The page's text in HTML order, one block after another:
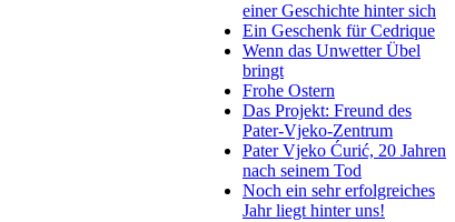
einer Geschichte hinter sich
Ein Geschenk für Cedrique
Wenn das Unwetter Übel
bringt
Frohe Ostern
Das Projekt: Freund des
Pater-Vjeko-Zentrum
Pater Vjeko Ćurić, 20 Jahren
nach seinem Tod
Noch ein sehr erfolgreiches
Jahr liegt hinter uns!